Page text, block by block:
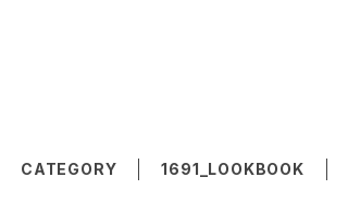
CATEGORY 1691_LOOKBOOK